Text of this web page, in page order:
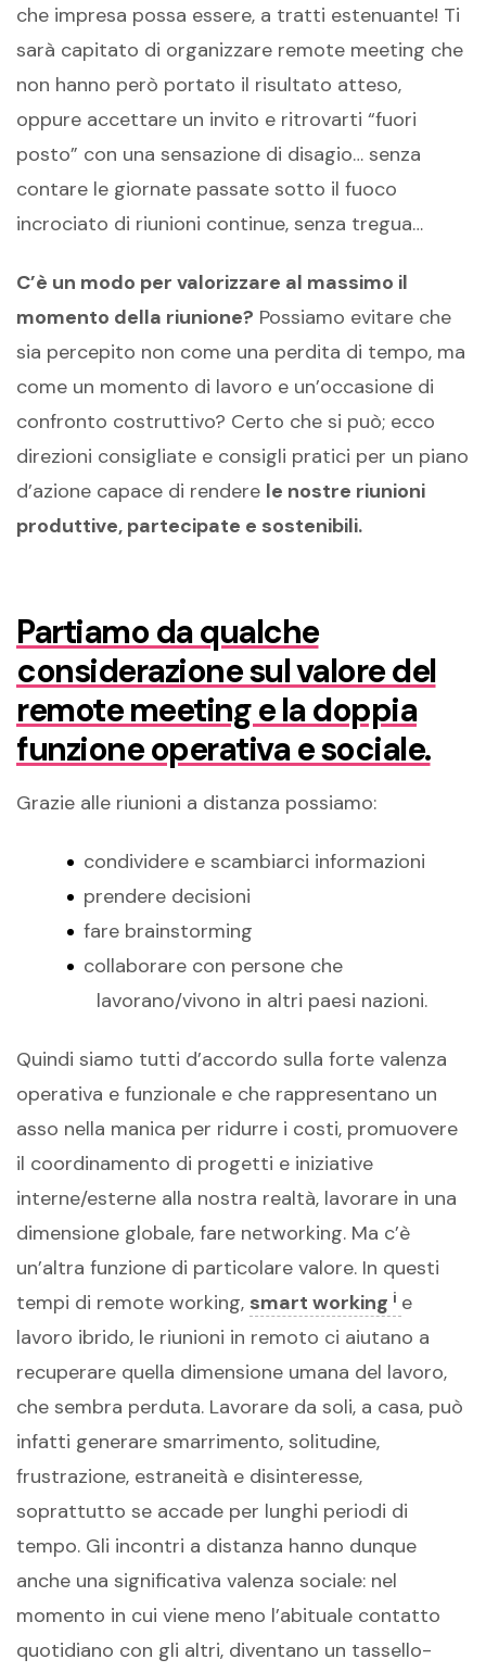
che impresa possa essere, a tratti estenuante! Ti
sarà capitato di organizzare remote meeting che
non hanno però portato il risultato atteso,
oppure accettare un invito e ritrovarti “fuori
posto” con una sensazione di disagio… senza
contare le giornate passate sotto il fuoco
incrociato di riunioni continue, senza tregua…
C’è un modo per valorizzare al massimo il
momento della riunione? Possiamo evitare che
sia percepito non come una perdita di tempo, ma
come un momento di lavoro e un’occasione di
confronto costruttivo? Certo che si può; ecco
direzioni consigliate e consigli pratici per un piano
d’azione capace di rendere le nostre riunioni
produttive, partecipate e sostenibili.
Partiamo da qualche
considerazione sul valore del
remote meeting e la doppia
funzione operativa e sociale.
Grazie alle riunioni a distanza possiamo:
condividere e scambiarci informazioni
prendere decisioni
fare brainstorming
collaborare con persone che
lavorano/vivono in altri paesi nazioni.
Quindi siamo tutti d’accordo sulla forte valenza
operativa e funzionale e che rappresentano un
asso nella manica per ridurre i costi, promuovere
il coordinamento di progetti e iniziative
interne/esterne alla nostra realtà, lavorare in una
dimensione globale, fare networking. Ma c’è
un’altra funzione di particolare valore. In questi
tempi di remote working, smart working i e
lavoro ibrido, le riunioni in remoto ci aiutano a
recuperare quella dimensione umana del lavoro,
che sembra perduta. Lavorare da soli, a casa, può
infatti generare smarrimento, solitudine,
frustrazione, estraneità e disinteresse,
soprattutto se accade per lunghi periodi di
tempo. Gli incontri a distanza hanno dunque
anche una significativa valenza sociale: nel
momento in cui viene meno l’abituale contatto
quotidiano con gli altri, diventano un tassello-